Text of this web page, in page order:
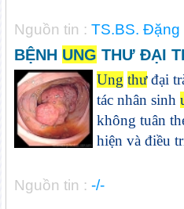
Nguồn tin : TS.BS. Đặng
BỆNH UNG THƯ ĐẠI
Ung thưđại
tác nhân sinh
không tuân
hiện và điều
Nguồn tin : -/-